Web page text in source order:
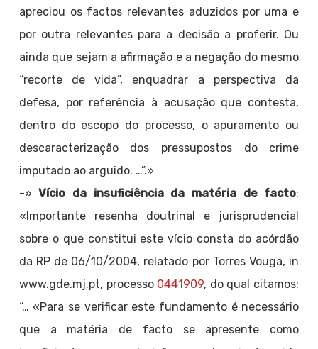
apreciou os factos relevantes aduzidos por uma e
por outra relevantes para a decisão a proferir. Ou
ainda que sejam a afirmação e a negação do mesmo
“recorte de vida”, enquadrar a perspectiva da
defesa, por referência à acusação que contesta,
dentro do escopo do processo, o apuramento ou
descaracterização dos pressupostos do crime
imputado ao arguido. …”.»
-»Vício da insuficiência da matéria de facto:
«Importante resenha doutrinal e jurisprudencial
sobre o que constitui este vício consta do acórdão
da RP de 06/10/2004, relatado por Torres Vouga, in
www.gde.mj.pt, processo 0441909, do qual citamos:
“… «Para se verificar este fundamento é necessário
que a matéria de facto se apresente como